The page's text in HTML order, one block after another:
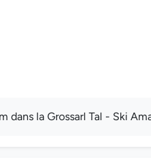
la Grossarl Tal - Ski